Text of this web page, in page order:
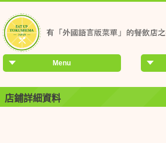
Menu
店鋪詳細資料